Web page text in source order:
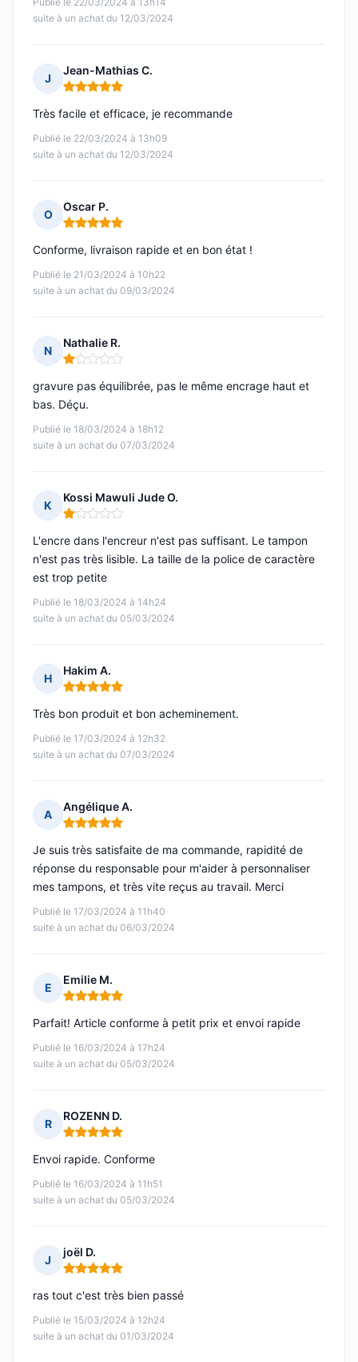
suite à un achat du 12/03/2024
J
Jean-Mathias C.
Note : 5 sur 5
Publié le 22/03/2024 à 13h09
suite à un achat du 12/03/2024
Très facile et efficace, je recommande
O
Oscar P.
Note : 5 sur 5
Publié le 21/03/2024 à 10h22
suite à un achat du 09/03/2024
Conforme, livraison rapide et en bon état !
N
Nathalie R.
Note : 1 sur 5
Publié le 18/03/2024 à 18h12
suite à un achat du 07/03/2024
gravure pas équilibrée, pas le même encrage haut et
bas. Déçu.
K
Kossi Mawuli Jude O.
Note : 1 sur 5
Publié le 18/03/2024 à 14h24
suite à un achat du 05/03/2024
L'encre dans l'encreur n'est pas suffisant. Le tampon
n'est pas très lisible. La taille de la police de caractère
est trop petite
H
Hakim A.
Note : 5 sur 5
Publié le 17/03/2024 à 12h32
suite à un achat du 07/03/2024
Très bon produit et bon acheminement.
A
Angélique A.
Note : 5 sur 5
Publié le 17/03/2024 à 11h40
suite à un achat du 06/03/2024
Je suis très satisfaite de ma commande, rapidité de
réponse du responsable pour m'aider à personnaliser
mes tampons, et très vite reçus au travail. Merci
E
Emilie M.
Note : 5 sur 5
Publié le 16/03/2024 à 17h24
suite à un achat du 05/03/2024
Parfait! Article conforme à petit prix et envoi rapide
R
ROZENN D.
Note : 5 sur 5
Publié le 16/03/2024 à 11h51
suite à un achat du 05/03/2024
Envoi rapide. Conforme
J
joël D.
Note : 5 sur 5
Publié le 15/03/2024 à 12h24
suite à un achat du 01/03/2024
ras tout c'est très bien passé